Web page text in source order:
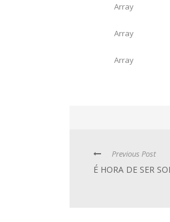
Array
Array
Array
Previous Post
É HORA DE SER